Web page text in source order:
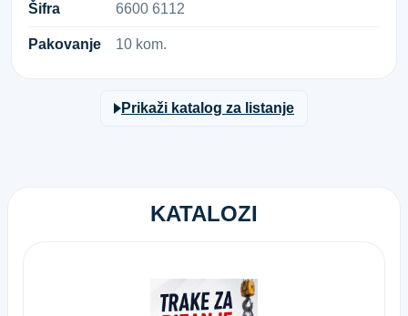
Šifra 6​6​0​0​ ​6​1​1​2​
Pakovanje 10 kom.
Prikaži katalog za listanje
KATALOZI